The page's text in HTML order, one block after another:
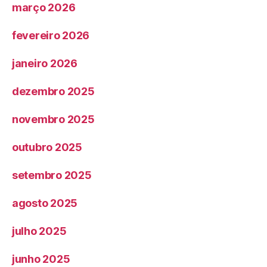
março 2026
fevereiro 2026
janeiro 2026
dezembro 2025
novembro 2025
outubro 2025
setembro 2025
agosto 2025
julho 2025
junho 2025